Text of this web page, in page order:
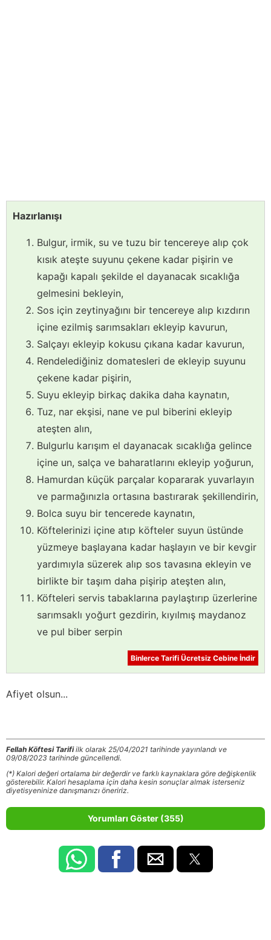
Hazırlanışı
Bulgur, irmik, su ve tuzu bir tencereye alıp çok
kısık ateşte suyunu çekene kadar pişirin ve
kapağı kapalı şekilde el dayanacak sıcaklığa
gelmesini bekleyin,
Sos için zeytinyağını bir tencereye alıp kızdırın
içine ezilmiş sarımsakları ekleyip kavurun,
Salçayı ekleyip kokusu çıkana kadar kavurun,
Rendelediğiniz domatesleri de ekleyip suyunu
çekene kadar pişirin,
Suyu ekleyip birkaç dakika daha kaynatın,
Tuz, nar ekşisi, nane ve pul biberini ekleyip
ateşten alın,
Bulgurlu karışım el dayanacak sıcaklığa gelince
içine un, salça ve baharatlarını ekleyip yoğurun,
Hamurdan küçük parçalar kopararak yuvarlayın
ve parmağınızla ortasına bastırarak şekillendirin,
Bolca suyu bir tencerede kaynatın,
Köftelerinizi içine atıp köfteler suyun üstünde
yüzmeye başlayana kadar haşlayın ve bir kevgir
yardımıyla süzerek alıp sos tavasına ekleyin ve
birlikte bir taşım daha pişirip ateşten alın,
Köfteleri servis tabaklarına paylaştırıp üzerlerine
sarımsaklı yoğurt gezdirin, kıyılmış maydanoz
ve pul biber serpin
Binlerce Tarifi Ücretsiz Cebine İndir
Afiyet olsun...
Fellah Köftesi Tarifiilk olarak 25/04/2021 tarihinde yayınlandı ve
09/08/2023 tarihinde güncellendi.
(*) Kalori değeri ortalama bir değerdir ve farklı kaynaklara göre değişkenlik
gösterebilir. Kalori hesaplama için daha kesin sonuçlar almak isterseniz
diyetisyeninize danışmanızı öneririz.
Yorumları Göster (355)